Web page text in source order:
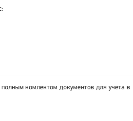
комлектом документов для учета в